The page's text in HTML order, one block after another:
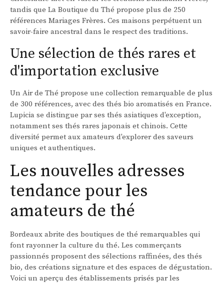
tandis que La Boutique du Thé propose plus de 250
références Mariages Frères. Ces maisons perpétuent un
savoir-faire ancestral dans le respect des traditions.
Une sélection de thés rares et
d'importation exclusive
Un Air de Thé propose une collection remarquable de plus
de 300 références, avec des thés bio aromatisés en France.
Lupicia se distingue par ses thés asiatiques d'exception,
notamment ses thés rares japonais et chinois. Cette
diversité permet aux amateurs d'explorer des saveurs
uniques et authentiques.
Les nouvelles adresses
tendance pour les
amateurs de thé
Bordeaux abrite des boutiques de thé remarquables qui
font rayonner la culture du thé. Les commerçants
passionnés proposent des sélections raffinées, des thés
bio, des créations signature et des espaces de dégustation.
Voici un aperçu des établissements prisés par les